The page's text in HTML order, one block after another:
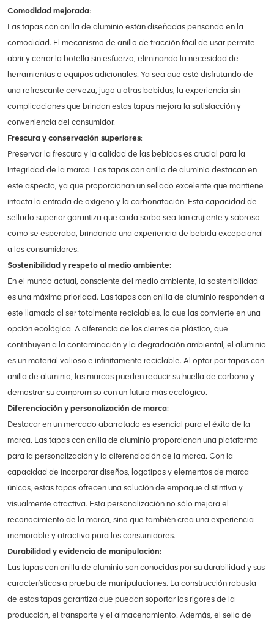
Comodidad mejorada:
Las tapas con anilla de aluminio están diseñadas pensando en la
comodidad. El mecanismo de anillo de tracción fácil de usar permite
abrir y cerrar la botella sin esfuerzo, eliminando la necesidad de
herramientas o equipos adicionales. Ya sea que esté disfrutando de
una refrescante cerveza, jugo u otras bebidas, la experiencia sin
complicaciones que brindan estas tapas mejora la satisfacción y
conveniencia del consumidor.
Frescura y conservación superiores:
Preservar la frescura y la calidad de las bebidas es crucial para la
integridad de la marca. Las tapas con anillo de aluminio destacan en
este aspecto, ya que proporcionan un sellado excelente que mantiene
intacta la entrada de oxígeno y la carbonatación. Esta capacidad de
sellado superior garantiza que cada sorbo sea tan crujiente y sabroso
como se esperaba, brindando una experiencia de bebida excepcional
a los consumidores.
Sostenibilidad y respeto al medio ambiente:
En el mundo actual, consciente del medio ambiente, la sostenibilidad
es una máxima prioridad. Las tapas con anilla de aluminio responden a
este llamado al ser totalmente reciclables, lo que las convierte en una
opción ecológica. A diferencia de los cierres de plástico, que
contribuyen a la contaminación y la degradación ambiental, el aluminio
es un material valioso e infinitamente reciclable. Al optar por tapas con
anilla de aluminio, las marcas pueden reducir su huella de carbono y
demostrar su compromiso con un futuro más ecológico.
Diferenciación y personalización de marca:
Destacar en un mercado abarrotado es esencial para el éxito de la
marca. Las tapas con anilla de aluminio proporcionan una plataforma
para la personalización y la diferenciación de la marca. Con la
capacidad de incorporar diseños, logotipos y elementos de marca
únicos, estas tapas ofrecen una solución de empaque distintiva y
visualmente atractiva. Esta personalización no sólo mejora el
reconocimiento de la marca, sino que también crea una experiencia
memorable y atractiva para los consumidores.
Durabilidad y evidencia de manipulación:
Las tapas con anilla de aluminio son conocidas por su durabilidad y sus
características a prueba de manipulaciones. La construcción robusta
de estas tapas garantiza que puedan soportar los rigores de la
producción, el transporte y el almacenamiento. Además, el sello de